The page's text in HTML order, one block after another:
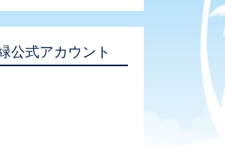
公式アカウント